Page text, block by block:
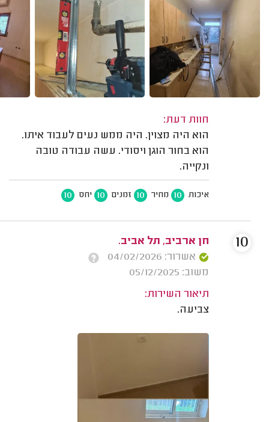
חוות דעת:
הוא היה מצוין. היה ממש נעים לעבוד איתו.
הוא בחור הוגן ויסודי. עשה עבודה טובה
ונקייה.
איכות 10 מחיר 10 זמנים 10 יחס 10
חן ארביב, תל אביב.
אשרור: 04/02/2026
משוב: 05/12/2025
תיאור השירות:
צביעה.
10